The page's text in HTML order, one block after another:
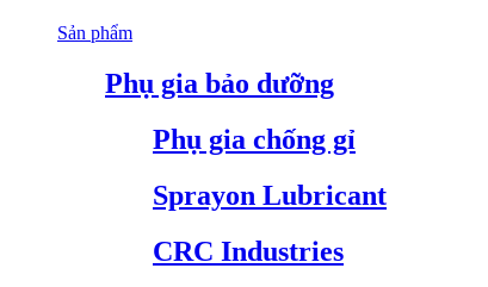
Sản phẩm
Phụ gia bảo dưỡng
Phụ gia chống gỉ
Sprayon Lubricant
CRC Industries